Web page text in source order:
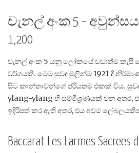
චැනල් අංක 5 –
1,200
චැනල් අංක 5 යනු ලෝකයේ වඩාත්ම කැපී
වර්ගයකි. මෙම සුවඳ මුලින්ම 1921 දී
සිට කාන්තාවන්ගේ ප්රියතම එකක් විය.
ylang-ylang හි සම්මිශ්‍රණයක් වන
ඉදිරිපත් කර ඇති අතර, එය අවම
Baccarat Les Larmes Sacrees